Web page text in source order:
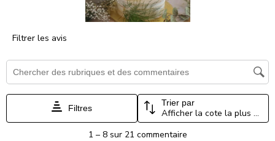
Filtrer les avis
Zone de recherche de sujet et d'avis
Filtres
Trier par
Afficher la cote la plus élevée à la plus faible
1 – 8 sur 21 commentaire